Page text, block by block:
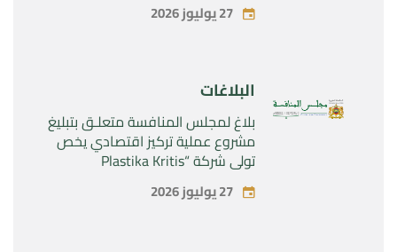
المتعلقة بالمنتجين الصيدلانيين”
27 يوليوز 2026
البلاغات
بلاغ لمجلس المنافسة متعلـق بتبليغ
مشروع عملية تركيز اقتصادي يخص
تولي شركة “Plastika Kritis
SA”المراقبة الحصرية لشركة
“Naturplas Industrial SARL” 27 يوليوز 2026